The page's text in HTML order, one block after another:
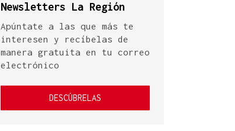
Newsletters La Región
Apúntate a las que más te
interesen y recíbelas de
manera gratuita en tu correo
electrónico
DESCÚBRELAS